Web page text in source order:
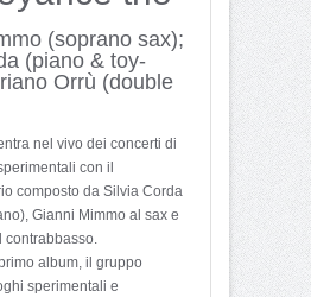
(soprano sax);
(piano & toy-
Orrù (double
nel vivo dei concerti di
con il
composto da Silvia Corda
Gianni Mimmo al sax e
album, il gruppo
sperimentali e